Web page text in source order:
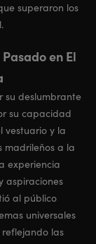
superaron los
en El
su deslumbrante
su capacidad
vestuario y la
madrileños a la
experiencia
aspiraciones
al público
universales
las